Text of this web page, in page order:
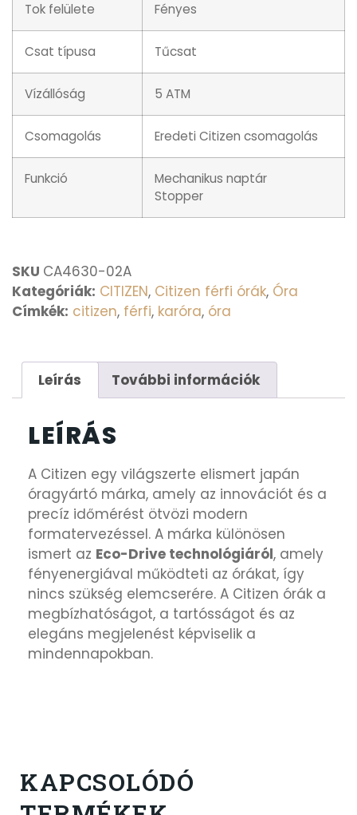
Tok felülete Fényes
Csat típusa Tűcsat
Vízállóság 5 ATM
Csomagolás Eredeti Citizen csomagolás
Funkció
Mechanikus naptár
Stopper
SKU CA4630-02A
Kategóriák: CITIZEN, Citizen férfi órák, Óra
Címkék: citizen, férfi, karóra, óra
Leírás További információk
LEÍRÁS
A Citizen egy világszerte elismert japán
óragyártó márka, amely az innovációt és a
precíz időmérést ötvözi modern
formatervezéssel. A márka különösen
ismert az Eco-Drive technológiáról, amely
fényenergiával működteti az órákat, így
nincs szükség elemcserére. A Citizen órák a
megbízhatóságot, a tartósságot és az
elegáns megjelenést képviselik a
mindennapokban.
KAPCSOLÓDÓ